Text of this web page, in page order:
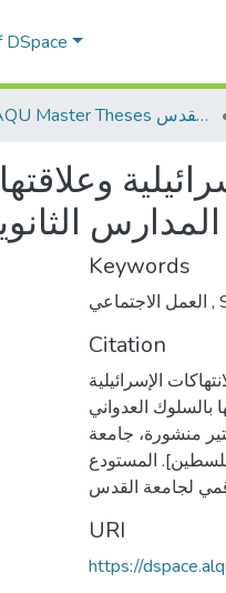
AQU Master Theses الرسائل الجامعية الخاصة بجامعة القدس
Keywords
,
Citation
الانتهاكات الإسرائيلية
بالسلوك العدواني .
منشورة، جامعة
المستودع
URI
https://